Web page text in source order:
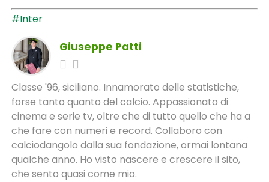
#Inter
Giuseppe Patti
Classe '96, siciliano. Innamorato delle statistiche,
forse tanto quanto del calcio. Appassionato di
cinema e serie tv, oltre che di tutto quello che ha a
che fare con numeri e record. Collaboro con
calciodangolo dalla sua fondazione, ormai lontana
qualche anno. Ho visto nascere e crescere il sito,
che sento quasi come mio.